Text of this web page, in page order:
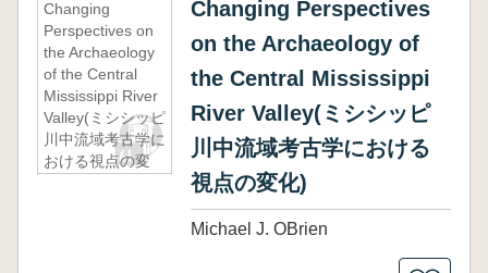
Changing
Perspectives on
the Archaeology
of the Central
Mississippi River
Valley(ミシシッピ
川中流域考古学に
おける視点の変
Changing Perspectives
on the Archaeology of
the Central Mississippi
River Valley(ミシシッピ
川中流域考古学における
視点の変化)
Michael J. OBrien